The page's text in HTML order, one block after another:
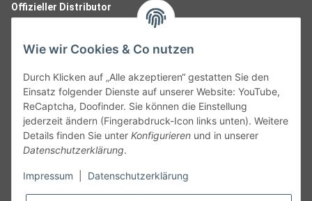
Offizieller Distributor
Follow Us
Wie wir Cookies & Co nutzen
Durch Klicken auf „Alle akzeptieren“ gestatten Sie den
Einsatz folgender Dienste auf unserer Website: YouTube,
ReCaptcha, Doofinder. Sie können die Einstellung
jederzeit ändern (Fingerabdruck-Icon links unten). Weitere
Details finden Sie unter Konfigurieren und in unserer
Datenschutzerklärung.
Impressum Datenschutzerklärung